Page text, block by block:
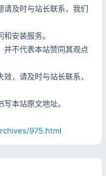
及时与站长联系，我们
安装服务。
不代表本站赞同其观点
，请及时与站长联系，
本站原文地址。
975.html